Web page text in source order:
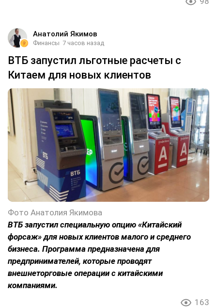
Анатолий Якимов
Финансы 7 часов назад
ВТБ запустил льготные расчеты с
Китаем для новых клиентов
Фото Анатолия Якимова
ВТБ запустил специальную опцию «Китайский
форсаж» для новых клиентов малого и среднего
бизнеса. Программа предназначена для
предпринимателей, которые проводят
внешнеторговые операции с китайскими
компаниями.
163